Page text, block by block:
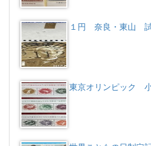
１円 奈良・東山
東京オリンピック